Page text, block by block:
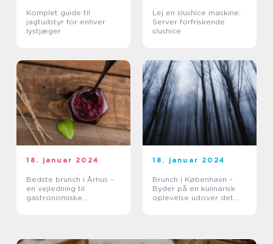
Komplet guide til
jagtudstyr for enhver
lystjæger
Lej en slushice maskine:
Server forfriskende
slushice
18. januar 2024
Bedste brunch i Århus –
en vejledning til
gastronomiske
18. januar 2024
Brunch i København –
Byder på en kulinarisk
oplevelse udover det